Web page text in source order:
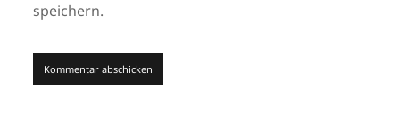
speichern.